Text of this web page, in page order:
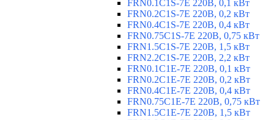
FRN0.1C1S-7E 220В, 0,1 кВт
FRN0.2C1S-7E 220В, 0,2 кВт
FRN0.4C1S-7E 220В, 0,4 кВт
FRN0.75C1S-7E 220В, 0,75 кВт
FRN1.5C1S-7E 220В, 1,5 кВт
FRN2.2C1S-7E 220В, 2,2 кВт
FRN0.1C1E-7E 220В, 0,1 кВт
FRN0.2C1E-7E 220В, 0,2 кВт
FRN0.4C1E-7E 220В, 0,4 кВт
FRN0.75C1E-7E 220В, 0,75 кВт
FRN1.5C1E-7E 220В, 1,5 кВт